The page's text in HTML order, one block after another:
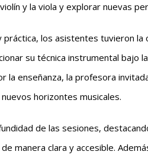
y la viola y explorar nuevas
los asistentes tuvieron
su técnica instrumental bajo
la enseñanza, la profesora
horizontes musicales.
de las sesiones,
manera clara y accesible.